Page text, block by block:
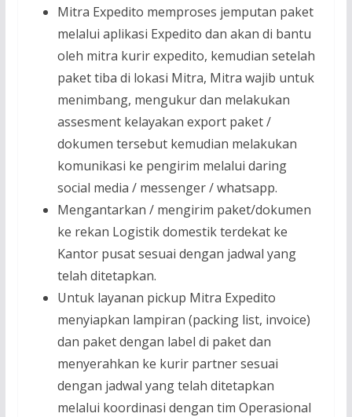
Mitra Expedito memproses jemputan paket
melalui aplikasi Expedito dan akan di bantu
oleh mitra kurir expedito, kemudian setelah
paket tiba di lokasi Mitra, Mitra wajib untuk
menimbang, mengukur dan melakukan
assesment kelayakan export paket /
dokumen tersebut kemudian melakukan
komunikasi ke pengirim melalui daring
social media / messenger / whatsapp.
Mengantarkan / mengirim paket/dokumen
ke rekan Logistik domestik terdekat ke
Kantor pusat sesuai dengan jadwal yang
telah ditetapkan.
Untuk layanan pickup Mitra Expedito
menyiapkan lampiran (packing list, invoice)
dan paket dengan label di paket dan
menyerahkan ke kurir partner sesuai
dengan jadwal yang telah ditetapkan
melalui koordinasi dengan tim Operasional